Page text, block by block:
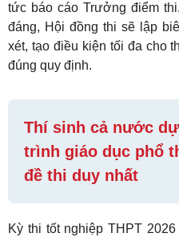
tức báo cáo Trưởng điểm
đáng, Hội đồng thi sẽ lập
xét, tạo điều kiện tối đa cho
đúng quy định.
Thí sinh cả nước
trình giáo dục phổ
đề thi duy nhất
Kỳ thi tốt nghiệp THPT